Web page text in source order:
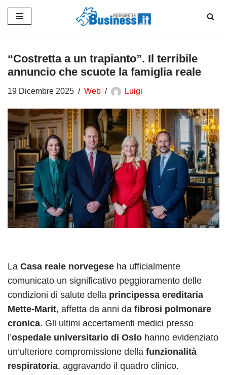
contenuto
“Costretta a un trapianto”. Il terribile
annuncio che scuote la famiglia reale
19 Dicembre 2025 Web Luigi
La Casa reale norvegese ha ufficialmente
comunicato un significativo peggioramento delle
condizioni di salute della principessa ereditaria
Mette-Marit, affetta da anni da fibrosi polmonare
cronica. Gli ultimi accertamenti medici presso
l’ospedale universitario di Oslo hanno evidenziato
un’ulteriore compromissione della funzionalità
respiratoria, aggravando il quadro clinico.